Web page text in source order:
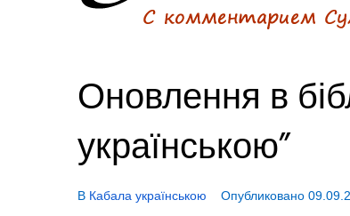
Оновлення в
українською”
В Кабала українською Опубликовано